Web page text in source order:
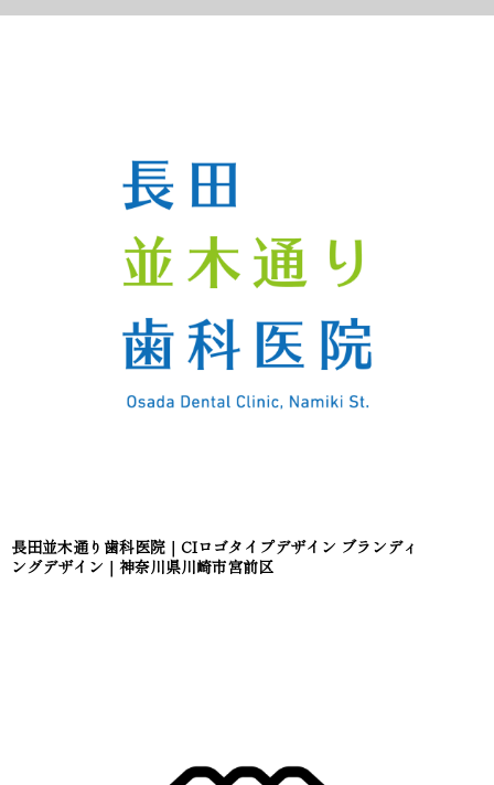
長田並木通り歯科医院｜CIロゴタイプデザイン ブランディ
ングデザイン｜神奈川県川崎市宮前区